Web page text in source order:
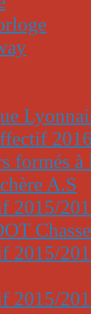
formés
A.S
2015/
2015/
2015/